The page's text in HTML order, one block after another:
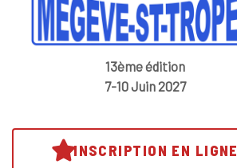
13ème édition
7-10 Juin 2027
INSCRIPTION EN LIGNE